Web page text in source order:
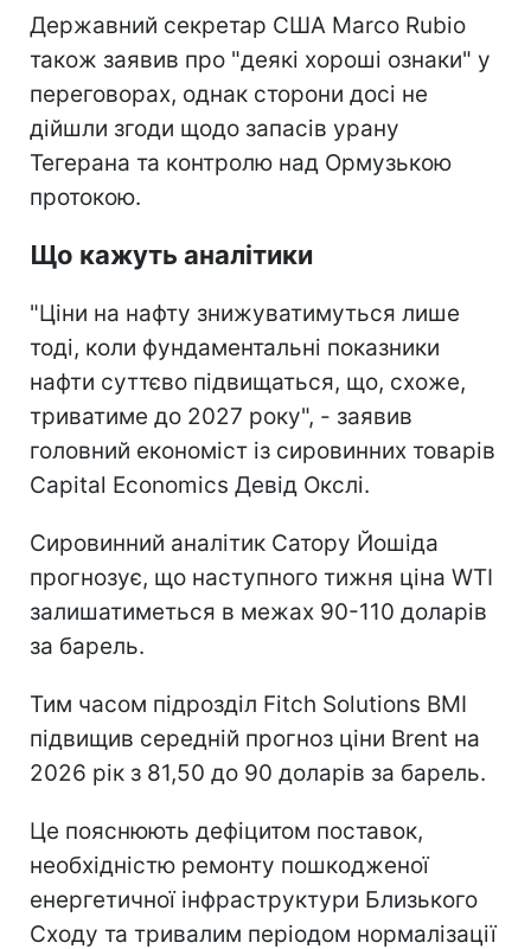
Державний секретар США Marco Rubio
також заявив про "деякі хороші ознаки" у
переговорах, однак сторони досі не
дійшли згоди щодо запасів урану
Тегерана та контролю над Ормузькою
протокою.
Що кажуть аналітики
"Ціни на нафту знижуватимуться лише
тоді, коли фундаментальні показники
нафти суттєво підвищаться, що, схоже,
триватиме до 2027 року", - заявив
головний економіст із сировинних товарів
Capital Economics Девід Окслі.
Сировинний аналітик Сатору Йошіда
прогнозує, що наступного тижня ціна WTI
залишатиметься в межах 90-110 доларів
за барель.
Тим часом підрозділ Fitch Solutions BMI
підвищив середній прогноз ціни Brent на
2026 рік з 81,50 до 90 доларів за барель.
Це пояснюють дефіцитом поставок,
необхідністю ремонту пошкодженої
енергетичної інфраструктури Близького
Сходу та тривалим періодом нормалізації